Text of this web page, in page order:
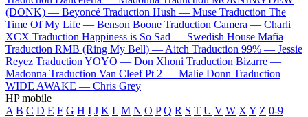
(DONK) — Beyoncé Traduction Hush — Muse Traduction The
Time Of My Life — Benson Boone Traduction Camera — Charli
XCX Traduction Happiness is So Sad — Swedish House Mafia
Traduction RMB (Ring My Bell) — Aitch Traduction 99% — Jessie
Reyez Traduction YOYO — Don Xhoni Traduction Bizarre —
Madonna Traduction Van Cleef Pt 2 — Malie Donn Traduction
WIDE AWAKE — Chris Grey
HP mobile
A B C D E F G H I J K L M N O P Q R S T U V W X Y Z 0-9